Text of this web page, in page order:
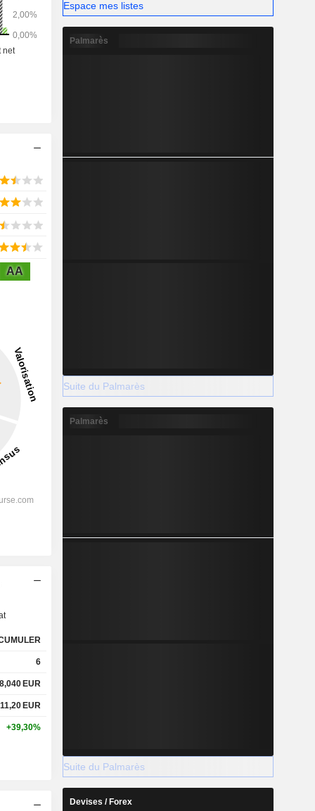
AA
6
8,040EUR
11,20EUR
+39,30%
Espace mes listes
Palmarès
Suite du Palmarès
Palmarès
Suite du Palmarès
Devises / Forex